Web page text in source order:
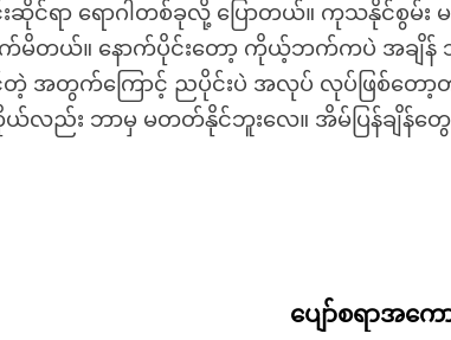
င်ရာ ရောဂါတစ်ခုလို့ ပြောတယ်။ ကုသနိုင်စွမ်း
။ နောက်ပိုင်းတော့ ကိုယ့်ဘက်ကပဲ အချိ
တဲ့ အတွက်ကြောင့် ညပိုင်းပဲ အလုပ် လုပ်ဖြစ်တေ
ယ်လည်း ဘာမှ မတတ်နိုင်ဘူးလေ။ အိမ်ပြန်ချိန်တွ
ပျော်စရာအက